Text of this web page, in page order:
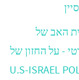
האב של
- על החזון של